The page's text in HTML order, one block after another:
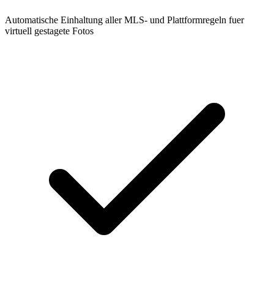
Automatische Einhaltung aller MLS- und Plattformregeln fuer
virtuell gestagete Fotos